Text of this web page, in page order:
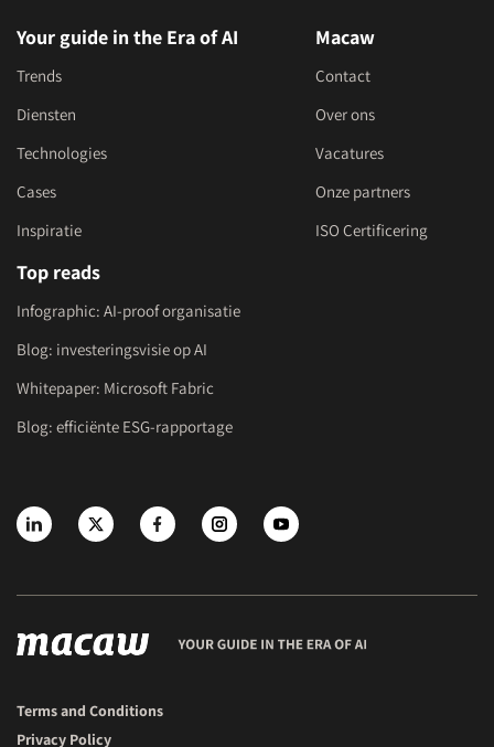
Your guide in the Era of AI
Trends
Diensten
Technologies
Cases
Inspiratie
Macaw
Contact
Over ons
Vacatures
Onze partners
ISO Certificering
Top reads
Infographic: AI-proof organisatie
Blog: investeringsvisie op AI
Whitepaper: Microsoft Fabric
Blog: efficiënte ESG-rapportage
Terms and Conditions
Privacy Policy